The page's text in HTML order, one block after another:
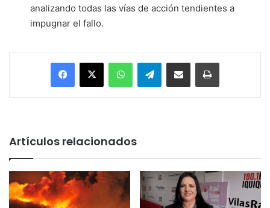
analizando todas las vías de acción tendientes a
impugnar el fallo.
Facebook
X WhatsAppTelegramEnviar vía email Imprimir
Artículos relacionados